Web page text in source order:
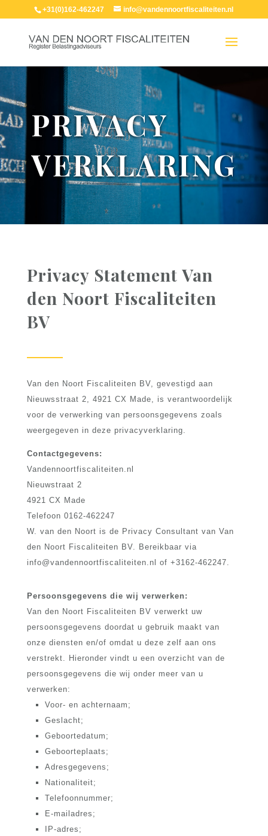
+31(0)162-462247 info@vandennoortfiscaliteiten.nl
PRIVACY
VERKLARING
Privacy Statement Van
den Noort Fiscaliteiten
BV
Van den Noort Fiscaliteiten BV, gevestigd aan
Nieuwsstraat 2, 4921 CX Made, is verantwoordelijk
voor de verwerking van persoonsgegevens zoals
weergegeven in deze privacyverklaring.
Contactgegevens:
Vandennoortfiscaliteiten.nl
Nieuwstraat 2
4921 CX Made
Telefoon 0162-462247
W. van den Noort is de Privacy Consultant van Van
den Noort Fiscaliteiten BV. Bereikbaar via
info@vandennoortfiscaliteiten.nl of +3162-462247.
Persoonsgegevens die wij verwerken:
Van den Noort Fiscaliteiten BV verwerkt uw
persoonsgegevens doordat u gebruik maakt van
onze diensten en/of omdat u deze zelf aan ons
verstrekt. Hieronder vindt u een overzicht van de
persoonsgegevens die wij onder meer van u
verwerken:
Voor- en achternaam;
Geslacht;
Geboortedatum;
Geboorteplaats;
Adresgegevens;
Nationaliteit;
Telefoonnummer;
E-mailadres;
IP-adres;